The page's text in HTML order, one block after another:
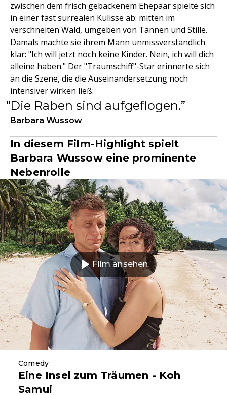
zwischen dem frisch gebackenem Ehepaar spielte sich
in einer fast surrealen Kulisse ab: mitten im
verschneiten Wald, umgeben von Tannen und Stille.
Damals machte sie ihrem Mann unmissverständlich
klar: "Ich will jetzt noch keine Kinder. Nein, ich will dich
alleine haben." Der "Traumschiff"-Star erinnerte sich
an die Szene, die die Auseinandersetzung noch
intensiver wirken ließ:
Die Raben sind aufgeflogen.
Barbara Wussow
In diesem Film-Highlight spielt
Barbara Wussow eine prominente
Nebenrolle
Film ansehen
Comedy
Eine Insel zum Träumen - Koh
Samui